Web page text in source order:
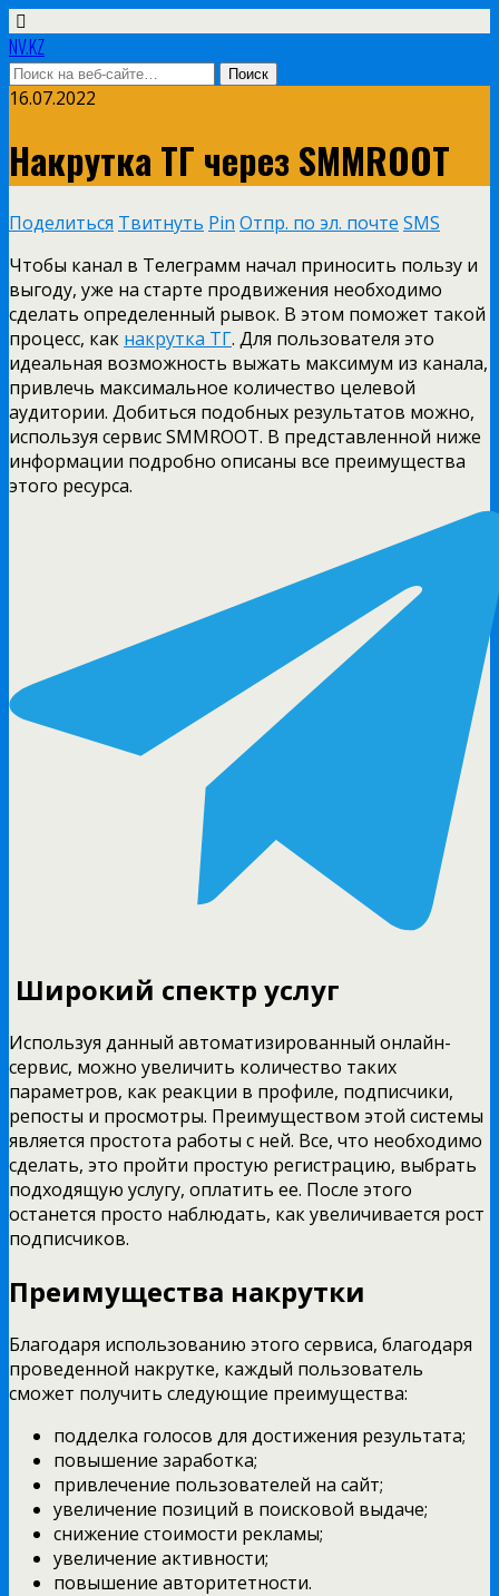
NV.KZ
16.07.2022
Накрутка ТГ через SMMROOT
Поделиться Твитнуть Pin Отпр. по эл. почте SMS
Чтобы канал в Телеграмм начал приносить пользу и
выгоду, уже на старте продвижения необходимо
сделать определенный рывок. В этом поможет такой
процесс, как накрутка ТГ. Для пользователя это
идеальная возможность выжать максимум из канала,
привлечь максимальное количество целевой
аудитории. Добиться подобных результатов можно,
используя сервис SMMROOT. В представленной ниже
информации подробно описаны все преимущества
этого ресурса.
Широкий спектр услуг
Используя данный автоматизированный онлайн-
сервис, можно увеличить количество таких
параметров, как реакции в профиле, подписчики,
репосты и просмотры. Преимуществом этой системы
является простота работы с ней. Все, что необходимо
сделать, это пройти простую регистрацию, выбрать
подходящую услугу, оплатить ее. После этого
останется просто наблюдать, как увеличивается рост
подписчиков.
Преимущества накрутки
Благодаря использованию этого сервиса, благодаря
проведенной накрутке, каждый пользователь
сможет получить следующие преимущества:
подделка голосов для достижения результата;
повышение заработка;
привлечение пользователей на сайт;
увеличение позиций в поисковой выдаче;
снижение стоимости рекламы;
увеличение активности;
повышение авторитетности.